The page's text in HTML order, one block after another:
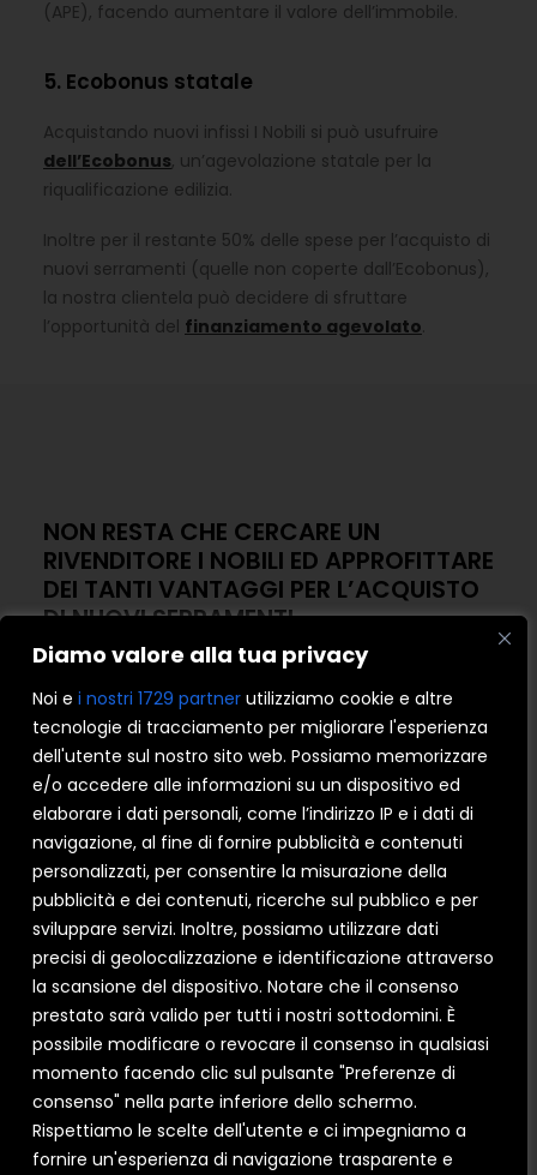
Diamo valore alla tua privacy
Noi e i nostri 1729 partner utilizziamo cookie e altre
tecnologie di tracciamento per migliorare l'esperienza
dell'utente sul nostro sito web. Possiamo memorizzare
e/o accedere alle informazioni su un dispositivo ed
elaborare i dati personali, come l’indirizzo IP e i dati di
navigazione, al fine di fornire pubblicità e contenuti
personalizzati, per consentire la misurazione della
pubblicità e dei contenuti, ricerche sul pubblico e per
sviluppare servizi. Inoltre, possiamo utilizzare dati
precisi di geolocalizzazione e identificazione attraverso
la scansione del dispositivo. Notare che il consenso
prestato sarà valido per tutti i nostri sottodomini. È
possibile modificare o revocare il consenso in qualsiasi
momento facendo clic sul pulsante "Preferenze di
consenso" nella parte inferiore dello schermo.
Rispettiamo le scelte dell'utente e ci impegniamo a
fornire un'esperienza di navigazione trasparente e
(APE), facendo aumentare il valore dell’immobile.
5. Ecobonus statale
Acquistando nuovi infissi I Nobili si può usufruire
dell’Ecobonus, un’agevolazione statale per la
riqualificazione edilizia.
Inoltre per il restante 50% delle spese per l’acquisto di
nuovi serramenti (quelle non coperte dall’Ecobonus),
la nostra clientela può decidere di sfruttare
l’opportunità del finanziamento agevolato.
NON RESTA CHE CERCARE UN
RIVENDITORE I NOBILI ED APPROFITTARE
DEI TANTI VANTAGGI PER L’ACQUISTO
DI NUOVI SERRAMENTI.